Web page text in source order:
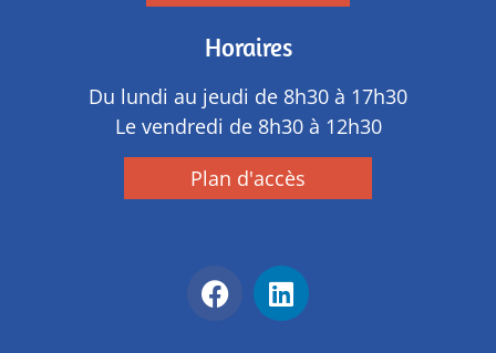
Horaires
Du lundi au jeudi de 8h30 à 17h30
Le vendredi de 8h30 à 12h30
Plan d'accès